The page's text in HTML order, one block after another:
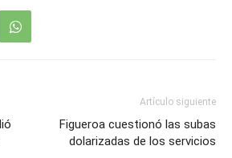
Artículo siguiente
Figueroa cuestionó las subas
dolarizadas de los servicios